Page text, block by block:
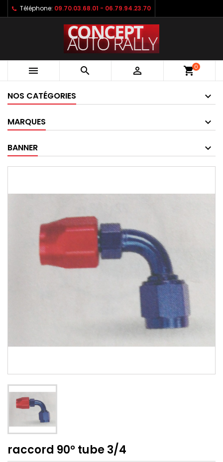
Téléphone: 09.70.03.68.01 - 06.79.94.23.70
   shopping_cart0
NOS CATÉGORIES
MARQUES
BANNER
raccord 90° tube 3/4